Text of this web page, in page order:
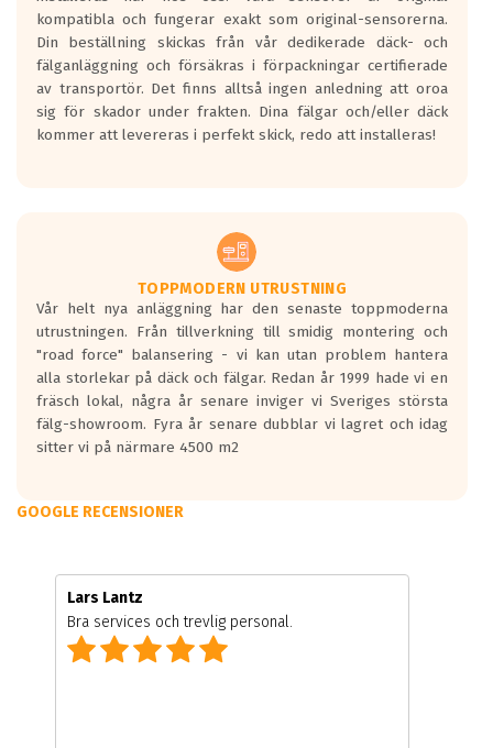
kompatibla och fungerar exakt som original-sensorerna.
Din beställning skickas från vår dedikerade däck- och
fälganläggning och försäkras i förpackningar certifierade
av transportör. Det finns alltså ingen anledning att oroa
sig för skador under frakten. Dina fälgar och/eller däck
kommer att levereras i perfekt skick, redo att installeras!
TOPPMODERN UTRUSTNING
Vår helt nya anläggning har den senaste toppmoderna
utrustningen. Från tillverkning till smidig montering och
"road force" balansering - vi kan utan problem hantera
alla storlekar på däck och fälgar. Redan år 1999 hade vi en
fräsch lokal, några år senare inviger vi Sveriges största
fälg-showroom. Fyra år senare dubblar vi lagret och idag
sitter vi på närmare 4500 m2
GOOGLE RECENSIONER
Lars Lantz
Bra services och trevlig personal.